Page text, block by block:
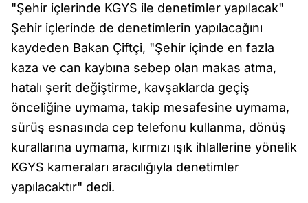
"Şehir içlerinde KGYS ile denetimler yapılacak"
Şehir içlerinde de denetimlerin yapılacağını
kaydeden Bakan Çiftçi, "Şehir içinde en fazla
kaza ve can kaybına sebep olan makas atma,
hatalı şerit değiştirme, kavşaklarda geçiş
önceliğine uymama, takip mesafesine uymama,
sürüş esnasında cep telefonu kullanma, dönüş
kurallarına uymama, kırmızı ışık ihlallerine yönelik
KGYS kameraları aracılığıyla denetimler
yapılacaktır" dedi.